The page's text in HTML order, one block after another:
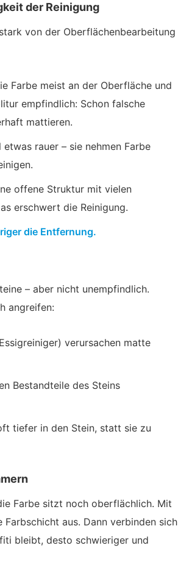
der Reinigung
von der Oberflächenbearbeitung
Farbe meist an der Oberfläche und
empfindlich: Schon falsche
mattieren.
etwas rauer – sie nehmen Farbe
offene Struktur mit vielen
erschwert die Reinigung.
die Entfernung.
– aber nicht unempfindlich.
angreifen:
verursachen matte
Bestandteile des Steins
tiefer in den Stein, statt sie zu
Farbe sitzt noch oberflächlich. Mit
aus. Dann verbinden sich
bleibt, desto schwieriger und